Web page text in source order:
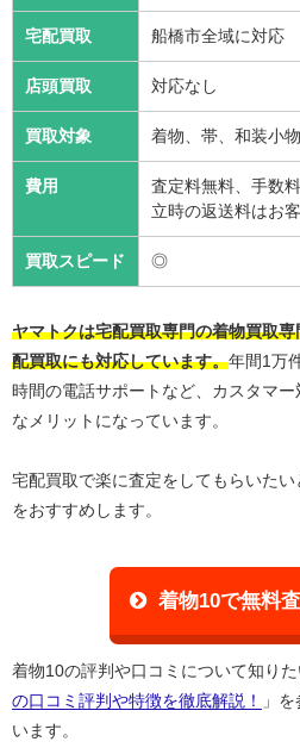
宅配買取 船橋市全域に対応
店頭買取 対応なし
買取対象 着物、帯、和装小物
費用
査定料無料、手数
立時の返送料はお
買取スピード ◎
ヤマトクは宅配買取専門の着物買取
配買取にも対応しています。年間1万
時間の電話サポートなど、カスタマ
なメリットになっています。
宅配買取で楽に査定をしてもらいた
をおすすめします。
着物10で無料
着物10の評判や口コミについて知り
の口コミ評判や特徴を徹底解説！
」
います。